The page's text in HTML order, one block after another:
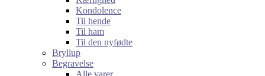
Kondolence
Til hende
Til ham
Til den nyfødte
Bryllup
Begravelse
Alle varer